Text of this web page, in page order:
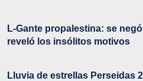
L-Gante propalestina: se
reveló los insólitos motivos
Lluvia de estrellas Perseidas